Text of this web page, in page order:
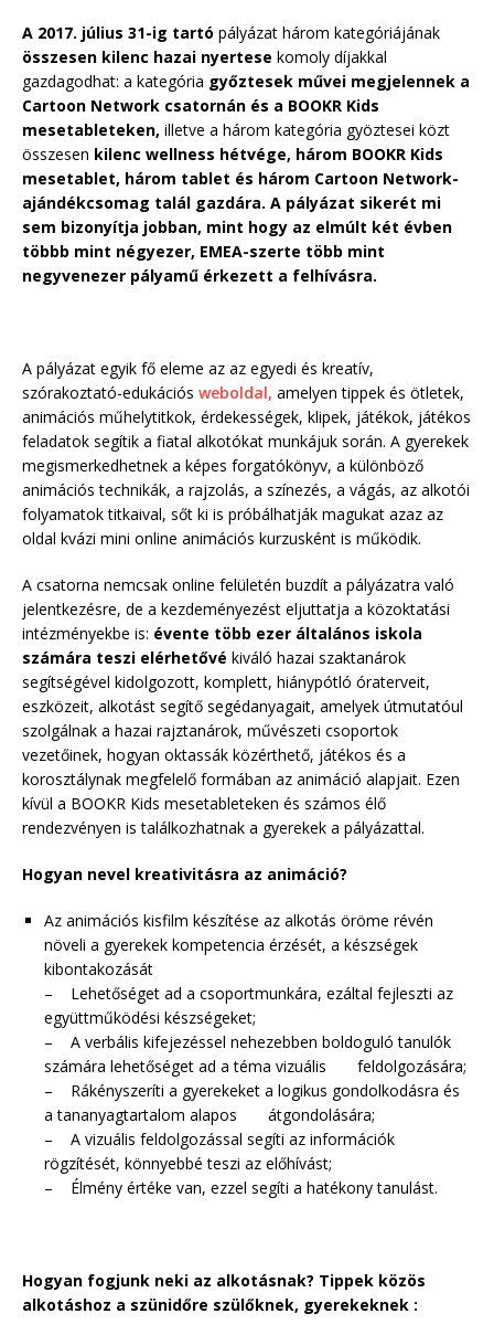
A 2017. július 31-ig tartó pályázat három kategóriájának
összesen kilenc hazai nyertese komoly díjakkal
gazdagodhat: a kategória győztesek művei megjelennek a
Cartoon Network csatornán és a BOOKR Kids
mesetableteken, illetve a három kategória gyöztesei közt
összesen kilenc wellness hétvége, három BOOKR Kids
mesetablet, három tablet és három Cartoon Network-
ajándékcsomag talál gazdára. A pályázat sikerét mi
sem bizonyítja jobban, mint hogy az elmúlt két évben
többb mint négyezer, EMEA-szerte több mint
negyvenezer pályamű érkezett a felhívásra.
A pályázat egyik fő eleme az az egyedi és kreatív,
szórakoztató-edukációs weboldal, amelyen tippek és ötletek,
animációs műhelytitkok, érdekességek, klipek, játékok, játékos
feladatok segítik a fiatal alkotókat munkájuk során. A gyerekek
megismerkedhetnek a képes forgatókönyv, a különböző
animációs technikák, a rajzolás, a színezés, a vágás, az alkotói
folyamatok titkaival, sőt ki is próbálhatják magukat azaz az
oldal kvázi mini online animációs kurzusként is működik.
A csatorna nemcsak online felületén buzdít a pályázatra való
jelentkezésre, de a kezdeményezést eljuttatja a közoktatási
intézményekbe is: évente több ezer általános iskola
számára teszi elérhetővé kiváló hazai szaktanárok
segítségével kidolgozott, komplett, hiánypótló óraterveit,
eszközeit, alkotást segítő segédanyagait, amelyek útmutatóul
szolgálnak a hazai rajztanárok, művészeti csoportok
vezetőinek, hogyan oktassák közérthető, játékos és a
korosztálynak megfelelő formában az animáció alapjait. Ezen
kívül a BOOKR Kids mesetableteken és számos élő
rendezvényen is találkozhatnak a gyerekek a pályázattal.
Hogyan nevel kreativitásra az animáció?
Az animációs kisfilm készítése az alkotás öröme révén
növeli a gyerekek kompetencia érzését, a készségek
kibontakozását
– Lehetőséget ad a csoportmunkára, ezáltal fejleszti az
együttműködési készségeket;
– A verbális kifejezéssel nehezebben boldoguló tanulók
számára lehetőséget ad a téma vizuális feldolgozására;
– Rákényszeríti a gyerekeket a logikus gondolkodásra és
a tananyagtartalom alapos átgondolására;
– A vizuális feldolgozással segíti az információk
rögzítését, könnyebbé teszi az előhívást;
– Élmény értéke van, ezzel segíti a hatékony tanulást.
Hogyan fogjunk neki az alkotásnak? Tippek közös
alkotáshoz a szünidőre szülőknek, gyerekeknek :